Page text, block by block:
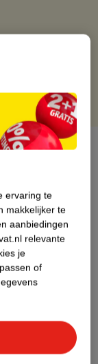
Nature
ervaring te
makkelijker te
aanbiedingen
relevante
je
of